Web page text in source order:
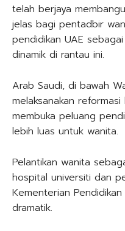
telah berjaya
jelas bagi pentadbir
pendidikan UAE
dinamik di rantau ini.
Arab Saudi, di bawah
melaksanakan
membuka peluang
lebih luas untuk wanita.
Pelantikan wanita
hospital universiti dan
Kementerian
dramatik.